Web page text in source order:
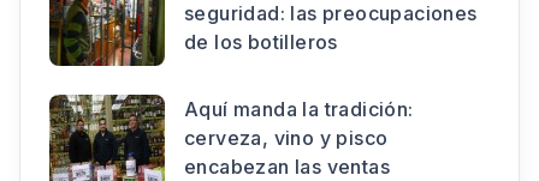
seguridad: las preocupaciones
de los botilleros
Aquí manda la tradición:
cerveza, vino y pisco
encabezan las ventas